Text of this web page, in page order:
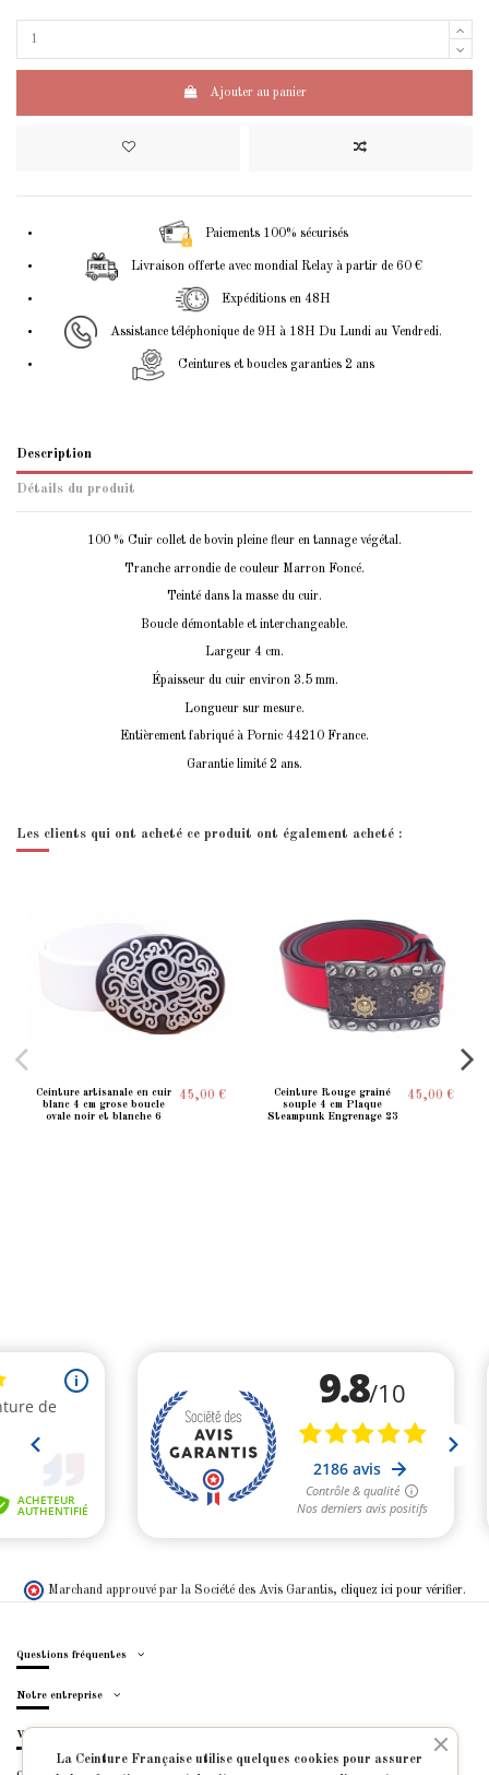
Ajouter au panier
Paiements 100% sécurisés
Livraison offerte avec mondial Relay à partir de 60 €
Expéditions en 48H
Assistance téléphonique de 9H à 18H Du Lundi au Vendredi.
Ceintures et boucles garanties 2 ans
Description
Détails du produit
100 % Cuir collet de bovin pleine fleur en tannage végétal.
Tranche arrondie de couleur Marron Foncé.
Teinté dans la masse du cuir.
Boucle démontable et interchangeable.
Largeur 4 cm.
Épaisseur du cuir environ 3.5 mm.
Longueur sur mesure.
Entièrement fabriqué à Pornic 44210 France.
Garantie limité 2 ans.
Les clients qui ont acheté ce produit ont également acheté :
Ceinture artisanale en cuir
blanc 4 cm grose boucle
ovale noir et blanche 6
45,00 €
Ceinture Rouge grainé
souple 4 cm Plaque
Steampunk Engrenage 23
45,00 €
Marchand approuvé par la Société des Avis Garantis, cliquez ici pour vérifier.
Questions fréquentes
Notre entreprise
Votre compte
La Ceinture Française utilise quelques cookies pour assurer